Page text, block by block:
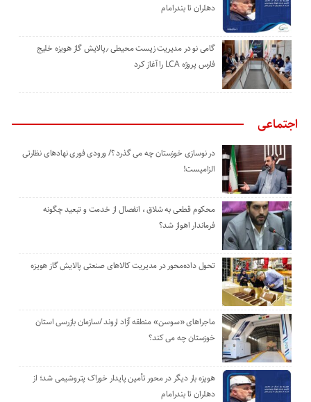
دهلران تا بندرامام
گامی نو در مدیریت زیست ‌محیطی ٫پالایش گاز هویزه خلیج
‌فارس پروژه LCA را آغاز کرد
اجتماعی
در نوسازی خوزستان چه می گذرد ؟/ ورودی فوری نهادهای نظارتی
الزامیست!
محکوم قطعی به شلاق ، انفصال از خدمت و تبعید چگونه
فرماندار اهواز شد؟
تحول داده‌محور در مدیریت کالاهای صنعتی پالایش گاز هویزه
ماجراهای «سوسن» منطقه آزاد اروند /سازمان بازرسی استان
خوزستان چه می کند؟
هویزه بار دیگر در محور تأمین پایدار خوراک پتروشیمی شد؛ از
دهلران تا بندرامام